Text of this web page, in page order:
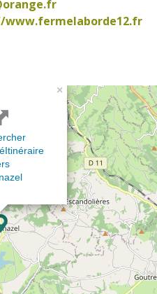
×
Itinéraire